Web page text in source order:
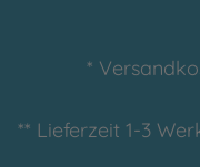
*
** Lieferzeit 1-3